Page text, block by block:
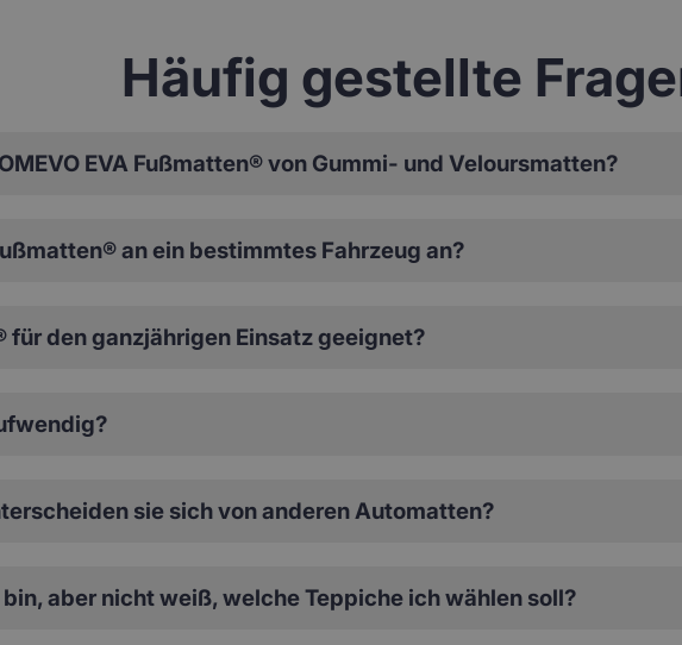
Häufig gestellte
EVA Fußmatten® von Gummi- und Veloursmatten?
an ein bestimmtes Fahrzeug an?
für den ganzjährigen Einsatz geeignet?
sie sich von anderen Automatten?
aber nicht weiß, welche Teppiche ich wählen soll?